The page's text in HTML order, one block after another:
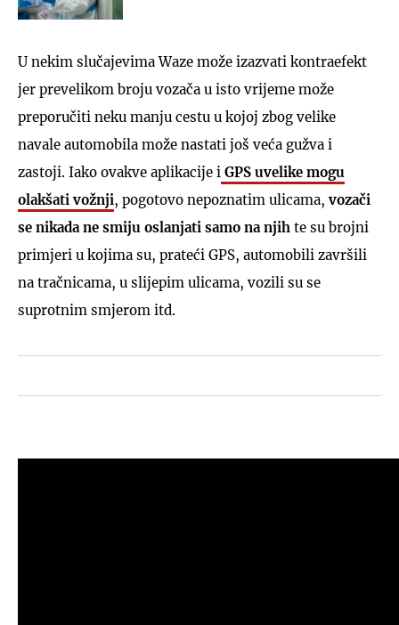
U nekim slučajevima Waze može izazvati kontraefekt
jer prevelikom broju vozača u isto vrijeme može
preporučiti neku manju cestu u kojoj zbog velike
navale automobila može nastati još veća gužva i
zastoji. Iako ovakve aplikacije i GPS uvelike mogu
olakšati vožnji, pogotovo nepoznatim ulicama,vozači
se nikada ne smiju oslanjati samo na njih te su brojni
primjeri u kojima su, prateći GPS, automobili završili
na tračnicama, u slijepim ulicama, vozili su se
suprotnim smjerom itd.